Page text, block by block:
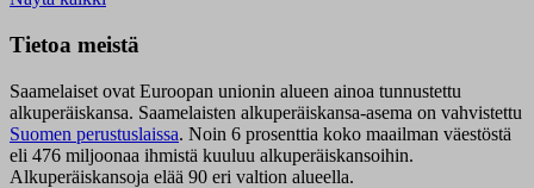
Tietoa meistä
Saamelaiset ovat Euroopan unionin alueen ainoa tunnustettu
alkuperäiskansa. Saamelaisten alkuperäiskansa-asema on vahvistettu
Suomen perustuslaissa. Noin 6 prosenttia koko maailman väestöstä
eli 476 miljoonaa ihmistä kuuluu alkuperäiskansoihin.
Alkuperäiskansoja elää 90 eri valtion alueella.